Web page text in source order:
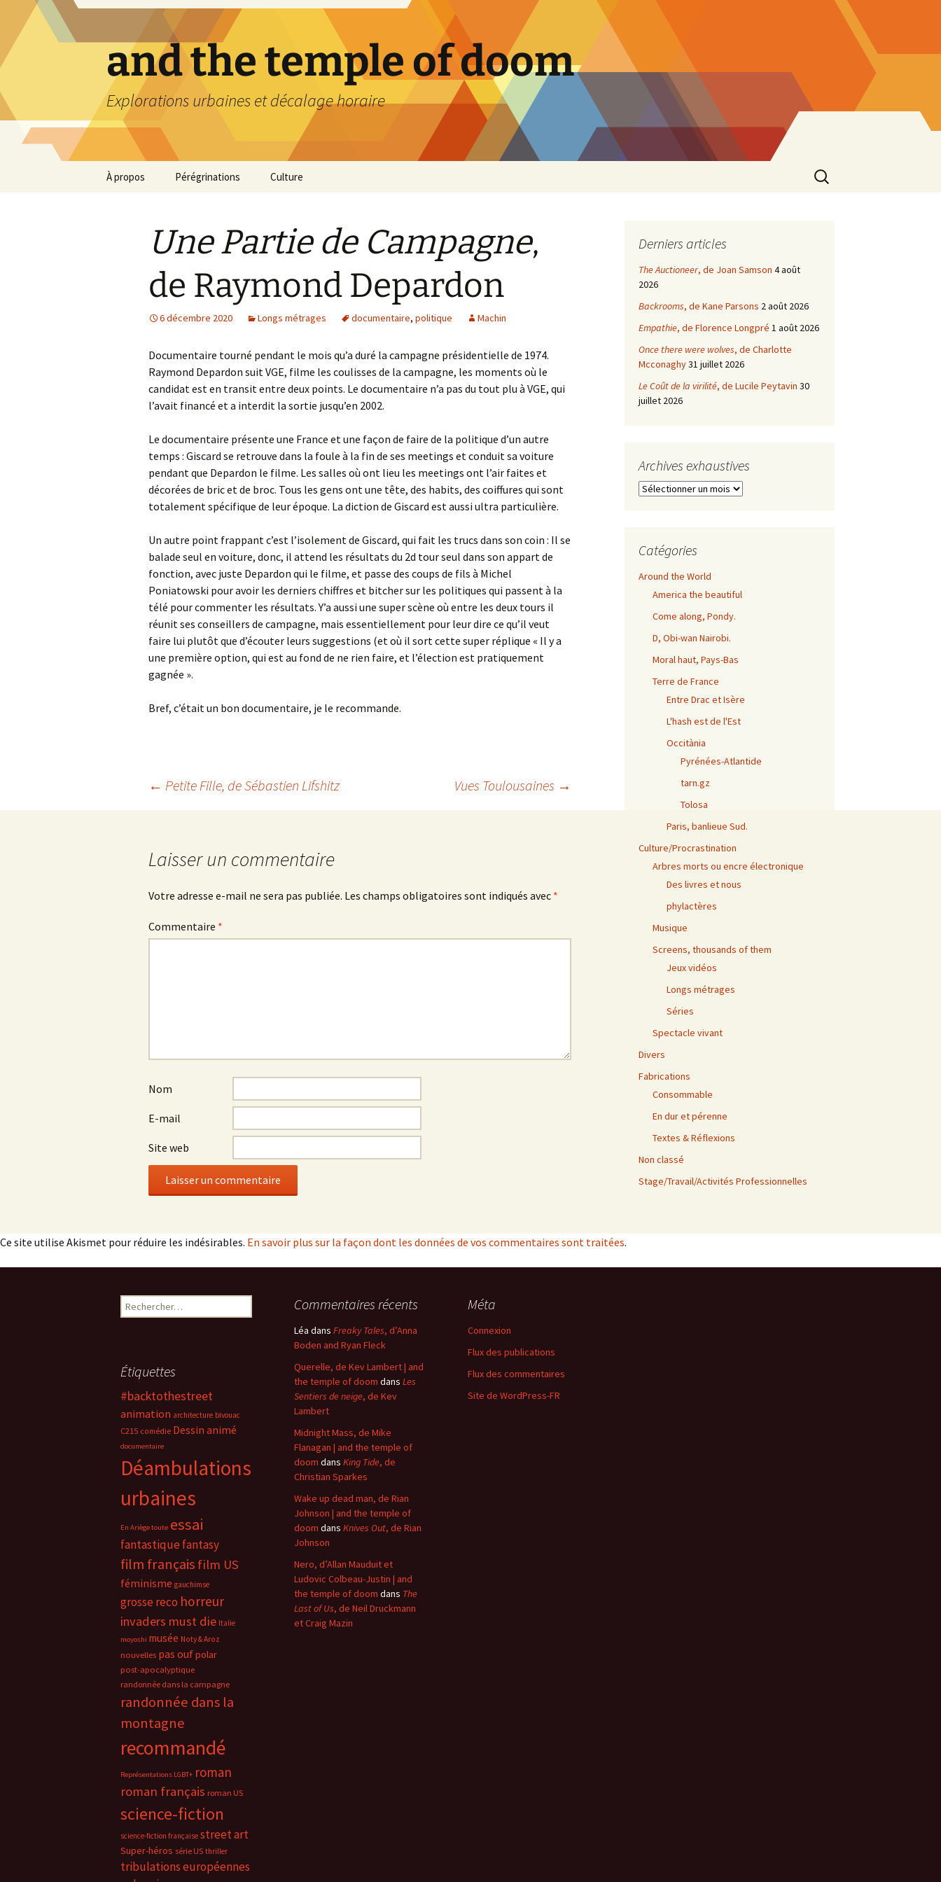
contenu
and the temple of doom
Explorations urbaines et décalage horaire
À propos Pérégrinations Culture
Rechercher :
Une Partie de Campagne,
de Raymond Depardon
6 décembre 2020 Longs métrages documentaire, politique Machin
Documentaire tourné pendant le mois qu’a duré la campagne présidentielle de 1974.
Raymond Depardon suit VGE, filme les coulisses de la campagne, les moments où le
candidat est en transit entre deux points. Le documentaire n’a pas du tout plu à VGE, qui
l’avait financé et a interdit la sortie jusqu’en 2002.
Le documentaire présente une France et une façon de faire de la politique d’un autre
temps : Giscard se retrouve dans la foule à la fin de ses meetings et conduit sa voiture
pendant que Depardon le filme. Les salles où ont lieu les meetings ont l’air faites et
décorées de bric et de broc. Tous les gens ont une tête, des habits, des coiffures qui sont
totalement spécifique de leur époque. La diction de Giscard est aussi ultra particulière.
Un autre point frappant c’est l’isolement de Giscard, qui fait les trucs dans son coin : Il se
balade seul en voiture, donc, il attend les résultats du 2d tour seul dans son appart de
fonction, avec juste Depardon qui le filme, et passe des coups de fils à Michel
Poniatowski pour avoir les derniers chiffres et bitcher sur les politiques qui passent à la
télé pour commenter les résultats. Y’a aussi une super scène où entre les deux tours il
réunit ses conseillers de campagne, mais essentiellement pour leur dire ce qu’il veut
faire lui plutôt que d’écouter leurs suggestions (et où il sort cette super réplique « Il y a
une première option, qui est au fond de ne rien faire, et l’élection est pratiquement
gagnée ».
Bref, c’était un bon documentaire, je le recommande.
Navigation
← Petite Fille, de Sébastien Lifshitz Vues Toulousaines →
Laisser un commentaire
Votre adresse e-mail ne sera pas publiée. Les champs obligatoires sont indiqués avec *
Commentaire *
Nom
E-mail
Site web
Ce site utilise Akismet pour réduire les indésirables. En savoir plus sur la façon dont les données de vos commentaires sont traitées.
Derniers articles
The Auctioneer, de Joan Samson 4 août
2026
Backrooms, de Kane Parsons 2 août 2026
Empathie, de Florence Longpré 1 août 2026
Once there were wolves, de Charlotte
Mcconaghy31 juillet 2026
Le Coût de la virilité, de Lucile Peytavin 30
juillet 2026
Archives exhaustives
Archives
Catégories
Around the World
America the beautiful
Come along, Pondy.
D, Obi-wan Nairobi.
Moral haut, Pays-Bas
Terre de France
Entre Drac et Isère
L'hash est de l'Est
Occitània
Pyrénées-Atlantide
tarn.gz
Tolosa
Paris, banlieue Sud.
Culture/Procrastination
Arbres morts ou encre électronique
Des livres et nous
phylactères
Musique
Screens, thousands of them
Jeux vidéos
Longs métrages
Séries
Spectacle vivant
Divers
Fabrications
Consommable
En dur et pérenne
Textes & Réflexions
Non classé
Stage/Travail/Activités Professionnelles
Rechercher : Commentaires récents
Léa dans Freaky Tales, d’Anna
Boden and Ryan Fleck
Querelle, de Kev Lambert | and
the temple of doom dans Les
Sentiers de neige, de Kev
Lambert
Midnight Mass, de Mike
Flanagan | and the temple of
doom dans King Tide, de
Christian Sparkes
Wake up dead man, de Rian
Johnson | and the temple of
doom dans Knives Out, de Rian
Johnson
Nero, d’Allan Mauduit et
Ludovic Colbeau-Justin | and
the temple of doom dans The
Last of Us, de Neil Druckmann
et Craig Mazin
Méta
Connexion
Flux des publications
Flux des commentaires
Site de WordPress-FR
Étiquettes
#backtothestreet
animation architecture bivouac
C215 comédie Dessin animé
documentaire
Déambulations
urbaines
En Ariège toute essai
fantastiquefantasy
film français film US
féminisme gauchimse
grosse reco horreur
invaders must die Italie
moyoshi musée Noty & Aroz
nouvelles pas oufpolar
post-apocalyptique
randonnée dans la campagne
randonnée dans la
montagne
recommandé
Représentations LGBT+ roman
roman français roman US
science-fiction
science-fiction française street art
Super-héros série US thriller
tribulations européennes